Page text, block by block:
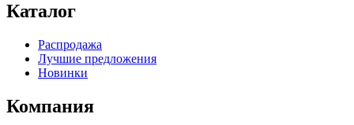
Каталог
Распродажа
Лучшие предложения
Новинки
Компания